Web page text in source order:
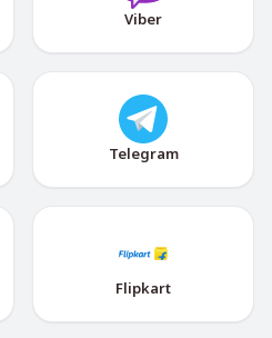
Viber
Telegram
Flipkart